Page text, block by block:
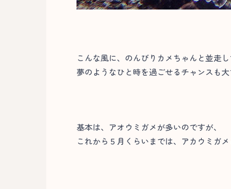
こんな風に、のんびりカメちゃんと並走し
夢のようなひと時を過ごせるチャンスも
基本は、アオウミガメが多いのですが、
これから５月くらいまでは、アカウミガ